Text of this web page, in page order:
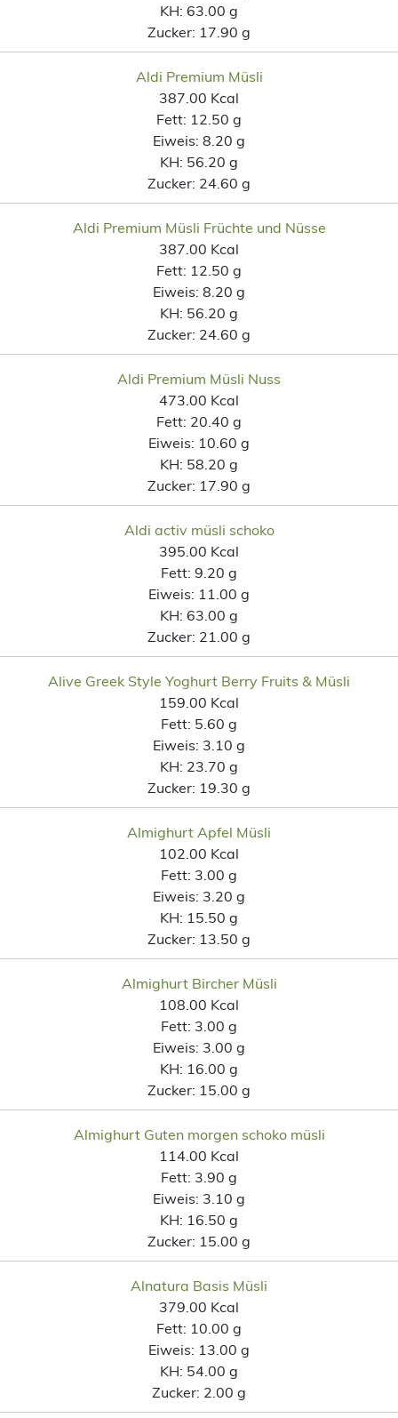
KH: 63.00 g
Zucker: 17.90 g
Aldi Premium Müsli
387.00 Kcal
Fett: 12.50 g
Eiweis: 8.20 g
KH: 56.20 g
Zucker: 24.60 g
Aldi Premium Müsli Früchte und Nüsse
387.00 Kcal
Fett: 12.50 g
Eiweis: 8.20 g
KH: 56.20 g
Zucker: 24.60 g
Aldi Premium Müsli Nuss
473.00 Kcal
Fett: 20.40 g
Eiweis: 10.60 g
KH: 58.20 g
Zucker: 17.90 g
Aldi activ müsli schoko
395.00 Kcal
Fett: 9.20 g
Eiweis: 11.00 g
KH: 63.00 g
Zucker: 21.00 g
Alive Greek Style Yoghurt Berry Fruits & Müsli
159.00 Kcal
Fett: 5.60 g
Eiweis: 3.10 g
KH: 23.70 g
Zucker: 19.30 g
Almighurt Apfel Müsli
102.00 Kcal
Fett: 3.00 g
Eiweis: 3.20 g
KH: 15.50 g
Zucker: 13.50 g
Almighurt Bircher Müsli
108.00 Kcal
Fett: 3.00 g
Eiweis: 3.00 g
KH: 16.00 g
Zucker: 15.00 g
Almighurt Guten morgen schoko müsli
114.00 Kcal
Fett: 3.90 g
Eiweis: 3.10 g
KH: 16.50 g
Zucker: 15.00 g
Alnatura Basis Müsli
379.00 Kcal
Fett: 10.00 g
Eiweis: 13.00 g
KH: 54.00 g
Zucker: 2.00 g